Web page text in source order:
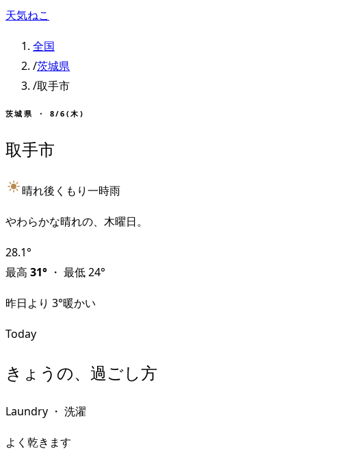
天気ねこ
全国
/茨城県
/取手市
茨城県 ・ 8/6(木)
取手市
晴れ後くもり一時雨
やわらかな晴れの、木曜日。
28.1°
最高 31° ・ 最低24°
昨日より 3°暖かい
Today
きょうの、過ごし方
Laundry ・ 洗濯
よく乾きます